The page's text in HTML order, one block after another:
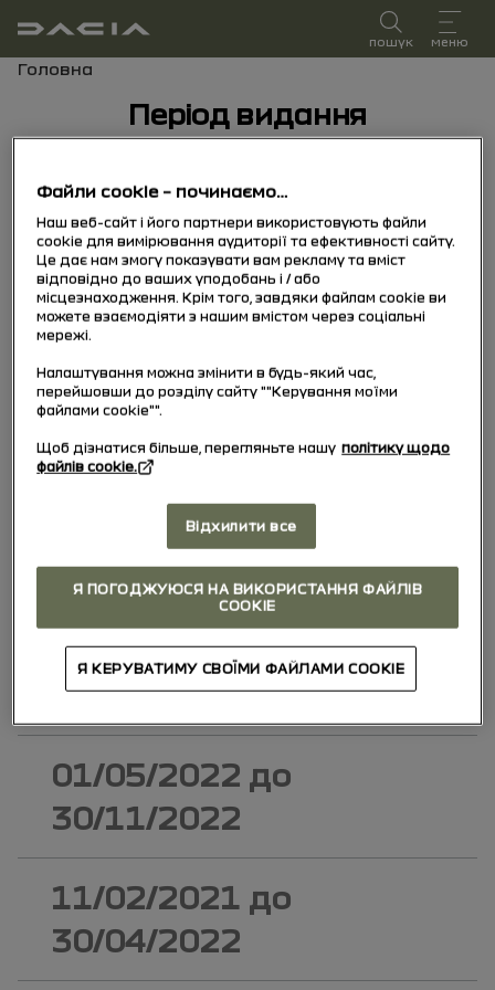
посібник користувача
пошук меню
Хлібні крихти
Головна
Період видання
Період видання
Виберіть період видання, що відповідає даті
першої реєстрації вашого транспортного
засобу.
15/10/2025до сьогодні
04/11/2024до
14/10/2025
03/03/2023до
03/11/2024
01/12/2022до
02/03/2023
01/05/2022 до
30/11/2022
11/02/2021 до
30/04/2022
Файли cookie – починаємо…
Наш веб-сайт і його партнери використовують файли
cookie для вимірювання аудиторії та ефективності сайту.
Це дає нам змогу показувати вам рекламу та вміст
відповідно до ваших уподобань і / або
місцезнаходження. Крім того, завдяки файлам cookie ви
можете взаємодіяти з нашим вмістом через соціальні
мережі.
Налаштування можна змінити в будь-який час,
перейшовши до розділу сайту ""Керування моїми
файлами cookie"".
Щоб дізнатися більше, перегляньте нашу політику щодо
файлів cookie.
Відхилити все
Я ПОГОДЖУЮСЯ НА ВИКОРИСТАННЯ ФАЙЛІВ
COOKIE
Я КЕРУВАТИМУ СВОЇМИ ФАЙЛАМИ COOKIE